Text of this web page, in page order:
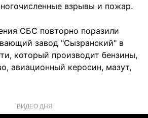
взрывы и пожар.
СБС повторно поразили
завод "Сызранский" в
который производит бензины,
авиационный керосин, мазут,
ВИДЕО ДНЯ